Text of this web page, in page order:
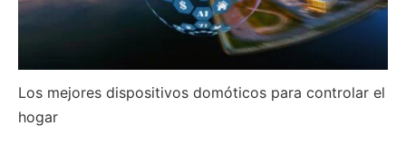
Los mejores dispositivos domóticos para controlar el
hogar